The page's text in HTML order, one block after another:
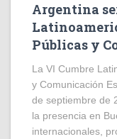
Argentina
Públicas y
La VI Cumbre
y Comunicación
de septiembre de
la presencia en
internacionales,